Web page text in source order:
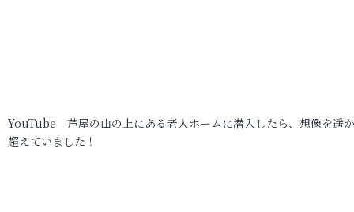
YouTube 芦屋の山の上にある老人ホームに潜入したら、想像を遥
超えていました！